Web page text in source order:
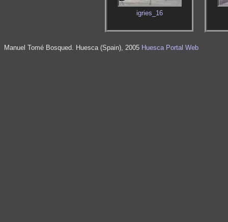
igries_16
Manuel Tomé Bosqued. Huesca (Spain), 2005 Huesca Portal Web